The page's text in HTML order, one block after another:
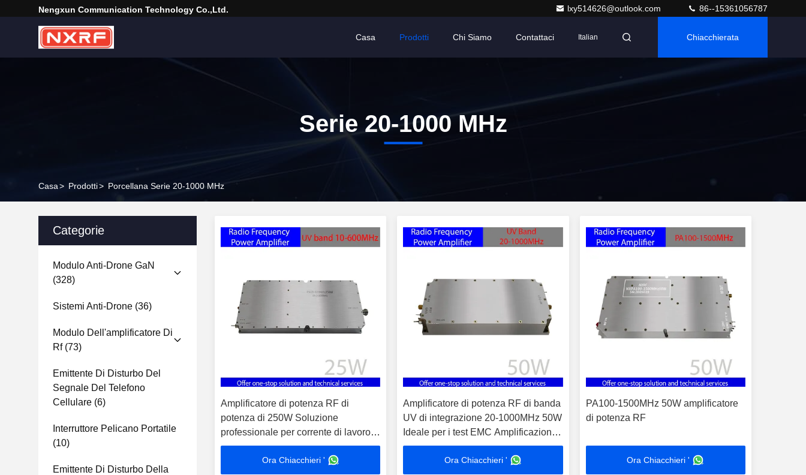
Nengxun Communication Technology Co.,Ltd. lxy514626@outlook.com 86--15361056787
Casa Prodotti Chi Siamo Contattaci Italian Chiacchierata
Serie 20-1000 MHz
Casa> Prodotti> Porcellana Serie 20-1000 MHz
Categorie
Modulo Anti-Drone GaN
(328)
Sistemi Anti-Drone (36)
Modulo Dell'amplificatore Di
Rf(73)
Emittente Di Disturbo Del
Segnale Del Telefono
Cellulare (6)
Interruttore Pelicano Portatile
(10)
Emittente Di Disturbo Della
Amplificatore di potenza RF di
potenza di 250W Soluzione
professionale per corrente di lavoro ≤
20A Frequenza operativa 10MHz-
Ora Chiacchieri '
Amplificatore di potenza RF di banda
UV di integrazione 20-1000MHz 50W
Ideale per i test EMC Amplificazione
del segnale Piattezza del guadagno
in banda ≤3±1dBOra Chiacchieri '
PA100-1500MHz 50W amplificatore
di potenza RF
Ora Chiacchieri '